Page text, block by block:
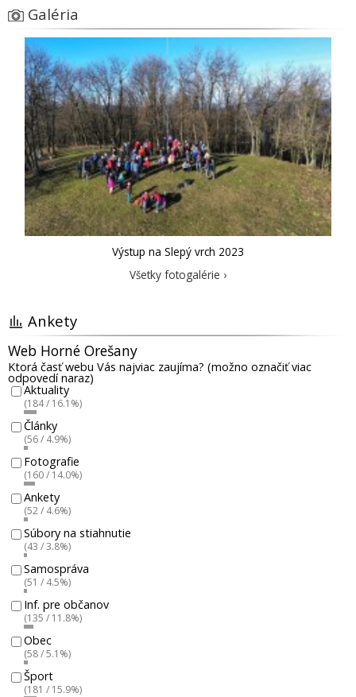
Galéria
Výstup na Slepý vrch 2023
Všetky fotogalérie ›
Ankety
Web Horné Orešany
Ktorá časť webu Vás najviac zaujíma? (možno označiť viac
odpovedí naraz)
Aktuality
(184 / 16.1%)
Články
(56 / 4.9%)
Fotografie
(160 / 14.0%)
Ankety
(52 / 4.6%)
Súbory na stiahnutie
(43 / 3.8%)
Samospráva
(51 / 4.5%)
Inf. pre občanov
(135 / 11.8%)
Obec
(58 / 5.1%)
Šport
(181 / 15.9%)